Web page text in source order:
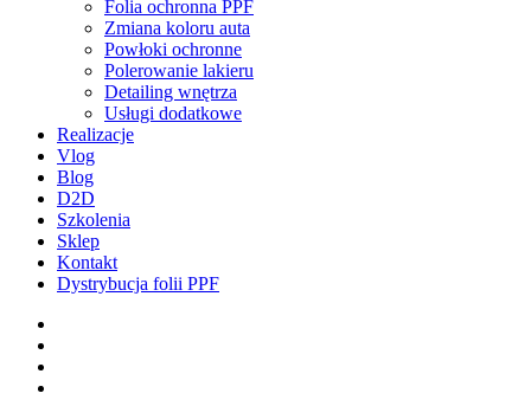
Folia ochronna PPF
Zmiana koloru auta
Powłoki ochronne
Polerowanie lakieru
Detailing wnętrza
Usługi dodatkowe
Realizacje
Vlog
Blog
D2D
Szkolenia
Sklep
Kontakt
Dystrybucja folii PPF